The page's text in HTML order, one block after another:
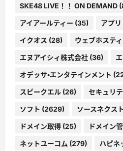
SKE48 LIVE！！ ON DEMAND
アイアールティー (35) アプリ
イクオス (28) ウェブホステ
エヌアイシィ株式会社 (36)
オデッサ・エンタテインメント
スピークエル (26) セキュリテ
ソフト (2629) ソースネクスト
ドメイン取得 (25) ドメイン
ネットユーコム (279) ハピネ